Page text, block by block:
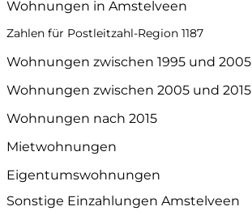
Wohnungen in Amstelveen
Zahlen für Postleitzahl-Region 1187
Wohnungen zwischen 1995 und 2005
Wohnungen zwischen 2005 und 2015
Wohnungen nach 2015
Mietwohnungen
Eigentumswohnungen
Sonstige Einzahlungen Amstelveen